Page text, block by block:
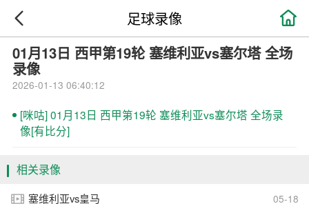

足球录像
01月13日 西甲第19轮 塞维利亚vs塞尔塔 全场
录像
2026-01-13 06:40:12
[咪咕] 01月13日 西甲第19轮 塞维利亚vs塞尔塔 全场录
像[有比分]
相关录像
塞维利亚vs皇马 05-18